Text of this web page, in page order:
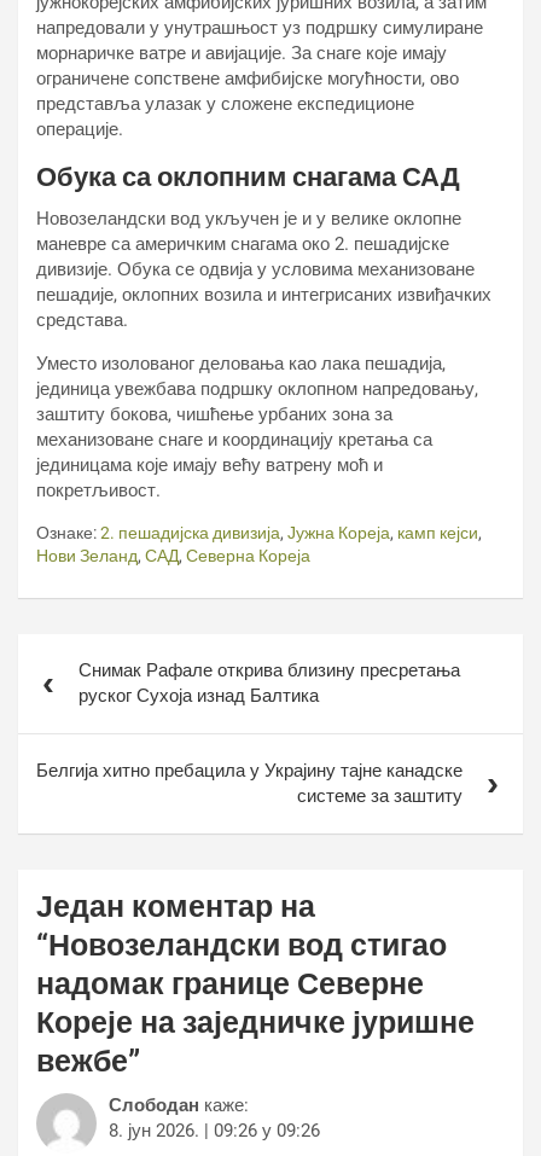
напредовали у унутрашњост уз подршку симулиране
морнаричке ватре и авијације. За снаге које имају
ограничене сопствене амфибијске могућности, ово
представља улазак у сложене експедиционе
операције.
Обука са оклопним снагама САД
Новозеландски вод укључен је и у велике оклопне
маневре са америчким снагама око 2. пешадијске
дивизије. Обука се одвија у условима механизоване
пешадије, оклопних возила и интегрисаних извиђачких
средстава.
Уместо изолованог деловања као лака пешадија,
јединица увежбава подршку оклопном напредовању,
заштиту бокова, чишћење урбаних зона за
механизоване снаге и координацију кретања са
јединицама које имају већу ватрену моћ и
покретљивост.
Ознаке:2. пешадијска дивизија, Јужна Кореја, камп кејси,
Нови Зеланд, САД, Северна Кореја
чланкаСнимак Рафале открива близину пресретања
руског Сухоја изнад Балтика
Белгија хитно пребацила у Украјину тајне канадске
системе за заштиту
Један коментар на
“Новозеландски вод стигао
надомак границе Северне
Кореје на заједничке јуришне
вежбе”
Слободан каже:
8. јун 2026. | 09:26 у 09:26